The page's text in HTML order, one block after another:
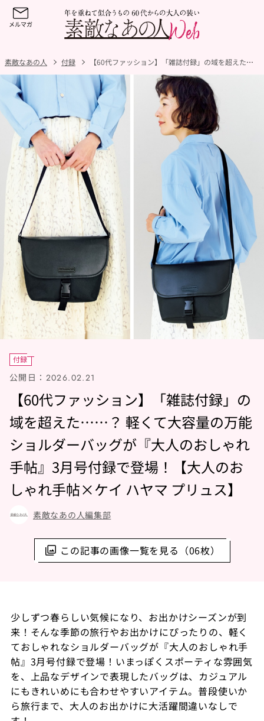
素敵なあの人 付録 【60代ファッション】「雑誌付録」の域を超えた……？軽くて大容量の万能ショルダーバッグが『大人のおしゃれ手帖』3月号付録で登場！【大人のおしゃれ手帖×ケイハヤマプリュス】
この記事の画像一覧を見る（06枚）
付録
公開日： 2026.02.21
【60代ファッション】「雑誌付録」の
域を超えた……？ 軽くて大容量の万能
ショルダーバッグが『大人のおしゃれ
手帖』3月号付録で登場！【大人のお
しゃれ手帖×ケイ ハヤマ プリュス】
素敵なあの人編集部
少しずつ春らしい気候になり、お出かけシーズンが到
来！そんな季節の旅行やお出かけにぴったりの、軽く
ておしゃれなショルダーバッグが『大人のおしゃれ手
帖』3月号付録で登場！いまっぽくスポーティな雰囲気
を、上品なデザインで表現したバッグは、カジュアル
にもきれいめにも合わせやすいアイテム。普段使いか
ら旅行まで、大人のお出かけに大活躍間違いなしで